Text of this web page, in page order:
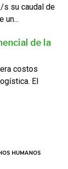
s su caudal de
un...
de la
costos
El
HUMANOS